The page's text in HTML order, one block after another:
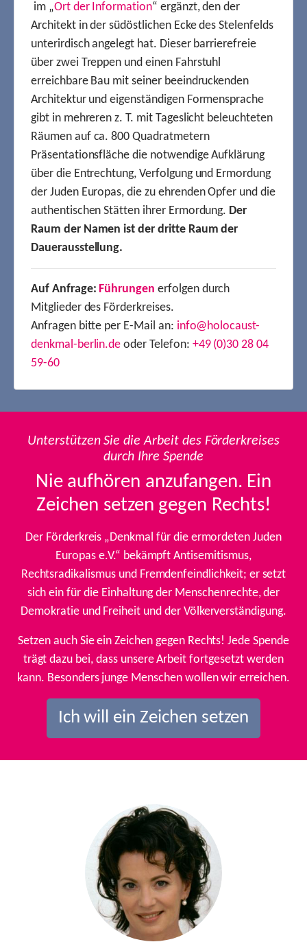
im „Ort der Information“ ergänzt, den der
Architekt in der südöstlichen Ecke des Stelenfelds
unterirdisch angelegt hat. Dieser barrierefreie
über zwei Treppen und einen Fahrstuhl
erreichbare Bau mit seiner beeindruckenden
Architektur und eigenständigen Formensprache
gibt in mehreren z. T. mit Tageslicht beleuchteten
Räumen auf ca. 800 Quadratmetern
Präsentationsfläche die notwendige Aufklärung
über die Entrechtung, Verfolgung und Ermordung
der Juden Europas, die zu ehrenden Opfer und die
authentischen Stätten ihrer Ermordung. Der
Raum der Namen ist der dritte Raum der
Dauerausstellung.
Auf Anfrage: Führungen erfolgen durch
Mitglieder des Förderkreises.
Anfragen bitte per E-Mail an: info@holocaust-
denkmal-berlin.de oder Telefon: +49 (0)30 28 04
59-60
Unterstützen Sie die Arbeit des Förderkreises
durch Ihre Spende
Nie aufhören anzufangen. Ein
Zeichen setzen gegen Rechts!
Der Förderkreis „Denkmal für die ermordeten Juden
Europas e.V.“ bekämpft Antisemitismus,
Rechtsradikalismus und Fremdenfeindlichkeit; er setzt
sich ein für die Einhaltung der Menschenrechte, der
Demokratie und Freiheit und der Völkerverständigung.
Setzen auch Sie ein Zeichen gegen Rechts! Jede Spende
trägt dazu bei, dass unsere Arbeit fortgesetzt werden
kann. Besonders junge Menschen wollen wir erreichen.
Ich will ein Zeichen setzen